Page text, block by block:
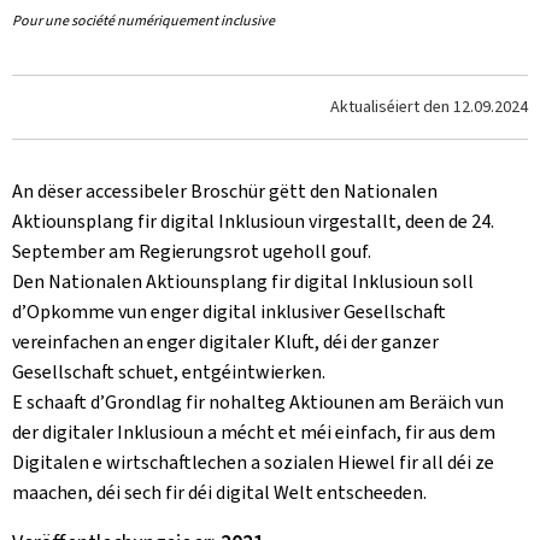
Pour une société numériquement inclusive
Aktualiséiert den 12.09.2024
An dëser accessibeler Broschür gëtt den Nationalen
Aktiounsplang fir digital Inklusioun virgestallt, deen de 24.
September am Regierungsrot ugeholl gouf.
Den Nationalen Aktiounsplang fir digital Inklusioun soll
d’Opkomme vun enger digital inklusiver Gesellschaft
vereinfachen an enger digitaler Kluft, déi der ganzer
Gesellschaft schuet, entgéintwierken.
E schaaft d’Grondlag fir nohalteg Aktiounen am Beräich vun
der digitaler Inklusioun a mécht et méi einfach, fir aus dem
Digitalen e wirtschaftlechen a sozialen Hiewel fir all déi ze
maachen, déi sech fir déi digital Welt entscheeden.